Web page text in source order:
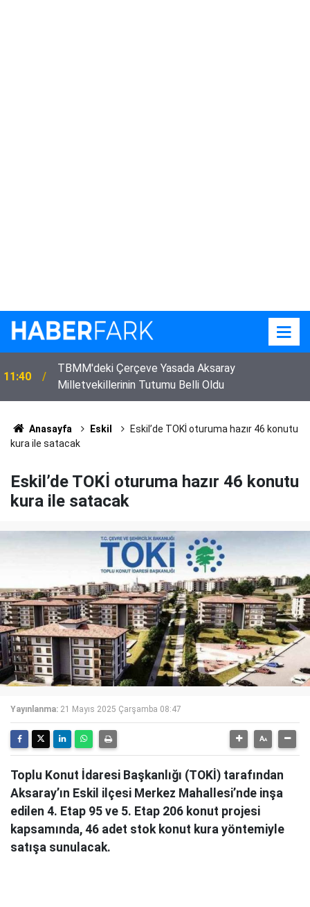
11:40
TBMM'deki Çerçeve Yasada Aksaray
Milletvekillerinin Tutumu Belli Oldu
Anasayfa Eskil
Eskil’de TOKİ oturuma hazır 46 konutu
kura ile satacak
Eskil’de TOKİ oturuma hazır 46 konutu
kura ile satacak
Yayınlanma: 21 Mayıs 2025 Çarşamba 08:47
​​​​​​​Toplu Konut İdaresi Başkanlığı (TOKİ) tarafından
Aksaray’ın Eskil ilçesi Merkez Mahallesi’nde inşa
edilen 4. Etap 95 ve 5. Etap 206 konut projesi
kapsamında, 46 adet stok konut kura yöntemiyle
satışa sunulacak.